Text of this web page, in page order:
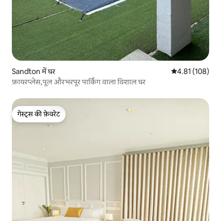
Sandton में घर औसत रेटिंग 5 में से
4.81 (108)
फ़ायरप्लेस,पूल औरभरपूर पार्किंग वाला विशाल घर
गेस्ट्स की फ़ेवरेट
गेस्ट्स की फ़ेवरेट